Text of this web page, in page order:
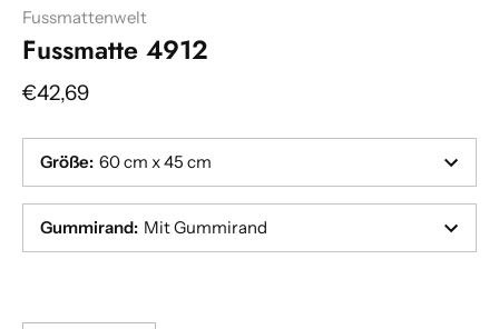
Fussmattenwelt
Fussmatte 4912
€42,69
Größe: 60 cm x 45 cm
Gummirand: Mit Gummirand